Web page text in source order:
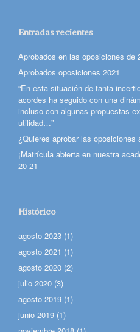
Entradas recientes
Aprobados en las oposiciones de
Aprobados oposiciones 2021
“En esta situación de tanta
acordes ha seguido con una
incluso con algunas propuestas
utilidad…”
¿Quieres aprobar las oposiciones
¡Matrícula abierta en nuestra
20-21
Histórico
agosto 2023 (1)
agosto 2021 (1)
agosto 2020 (2)
julio 2020 (3)
agosto 2019 (1)
junio 2019 (1)